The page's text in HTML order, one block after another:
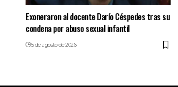
Exoneraron al docente Darío Céspedes tras su
condena por abuso sexual infantil
5 de agosto de 2026